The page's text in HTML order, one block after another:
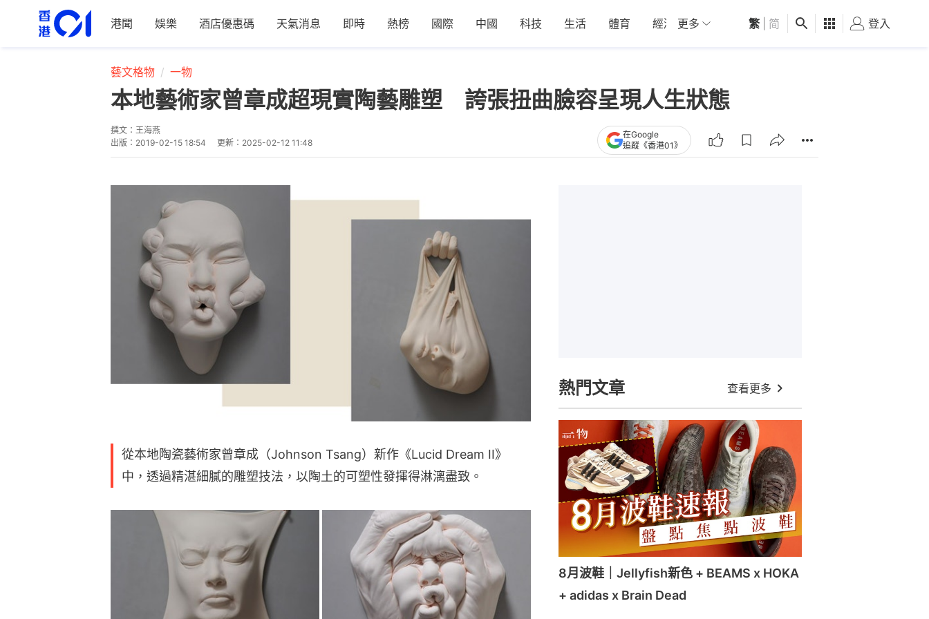
港聞 娛樂 酒店優惠碼 天氣消息 即時 熱榜 國際 中國 科技 生活 體育 經濟 01深圳 觀點 健康 好食玩飛
更多 繁 简 登入
藝文格物 一物
本地藝術家曾章成超現實陶藝雕塑 誇張扭曲臉容呈現人生狀態
撰文： 王海燕
出版： 2019-02-15 18:54 更新： 2025-02-12 11:48
在Google
追蹤《香港01》
從本地陶瓷藝術家曾章成（Johnson Tsang）新作《Lucid Dream II》
中，透過精湛細膩的雕塑技法，以陶土的可塑性發揮得淋漓盡致。
熱門文章 查看更多
8月波鞋｜Jellyfish新色 + BEAMS x HOKA
+ adidas x Brain Dead